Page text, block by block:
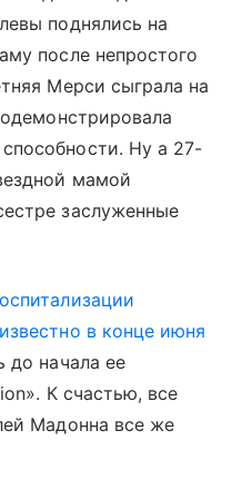
поднялись на
после непростого
Мерси сыграла на
Ну а 27-
мамой
заслуженные
в конце июня
до начала ее
К счастью, все
Мадонна все же